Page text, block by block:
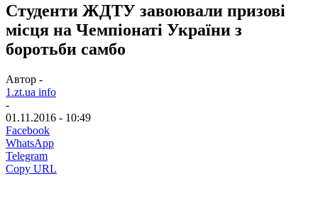
Студенти ЖДТУ завоювали призові
місця на Чемпіонаті України з
боротьби самбо
Автор -
1.zt.ua info
-
01.11.2016 - 10:49
Facebook
WhatsApp
Telegram
Copy URL